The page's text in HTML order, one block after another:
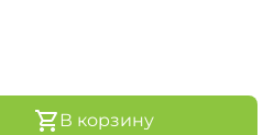
В корзину